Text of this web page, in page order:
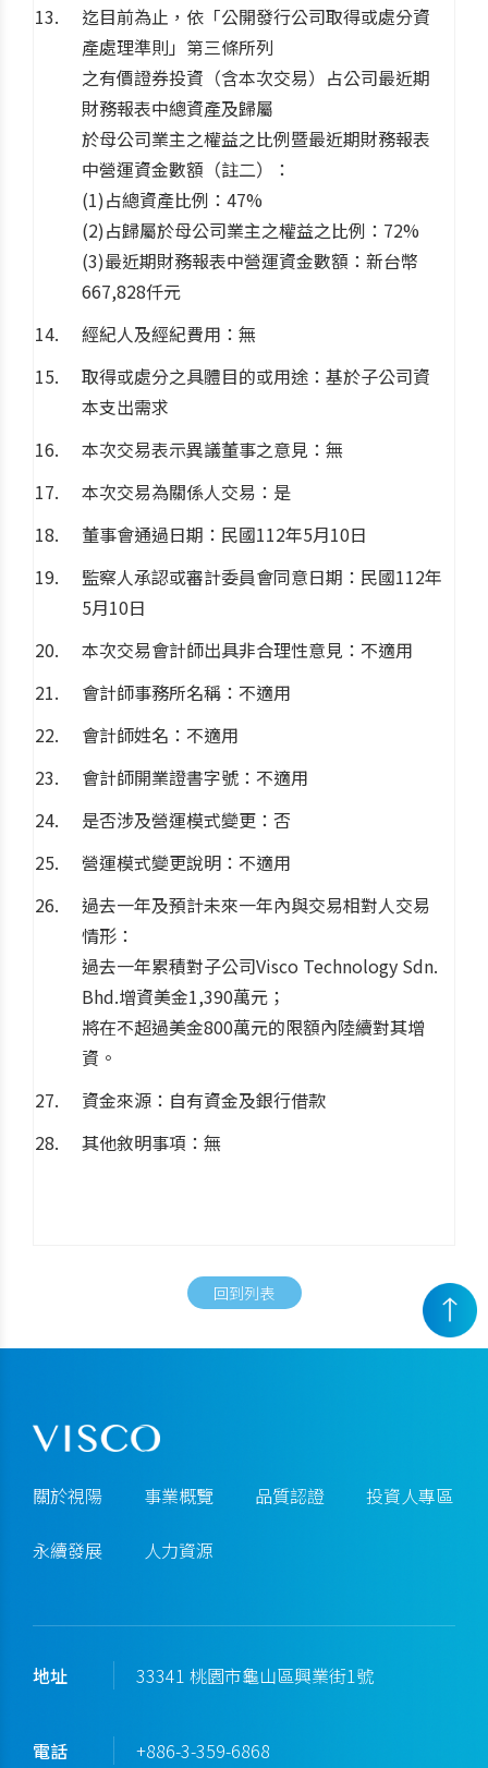
迄目前為止，依「公開發行公司取得或處分資
產處理準則」第三條所列
之有價證券投資（含本次交易）占公司最近期
財務報表中總資產及歸屬
於母公司業主之權益之比例暨最近期財務報表
中營運資金數額（註二）：
(1)占總資產比例：47%
(2)占歸屬於母公司業主之權益之比例：72%
(3)最近期財務報表中營運資金數額：新台幣
667,828仟元
經紀人及經紀費用：無
取得或處分之具體目的或用途：基於子公司資
本支出需求
本次交易表示異議董事之意見：無
本次交易為關係人交易：是
董事會通過日期：民國112年5月10日
監察人承認或審計委員會同意日期：民國112年
5月10日
本次交易會計師出具非合理性意見：不適用
會計師事務所名稱：不適用
會計師姓名：不適用
會計師開業證書字號：不適用
是否涉及營運模式變更：否
營運模式變更說明：不適用
過去一年及預計未來一年內與交易相對人交易
情形：
過去一年累積對子公司Visco Technology Sdn.
Bhd.增資美金1,390萬元；
將在不超過美金800萬元的限額內陸續對其增
資。
資金來源：自有資金及銀行借款
其他敘明事項：無
回到列表
關於視陽 事業概覽 品質認證 投資人專區
永續發展 人力資源
地址 33341 桃園市龜山區興業街1號
電話 +886-3-359-6868